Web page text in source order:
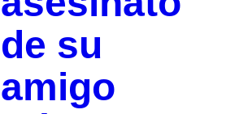
de su
amigo